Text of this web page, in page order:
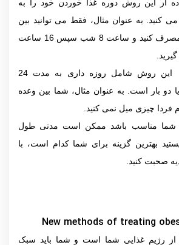
استفاده از این روش دوره غذا خوردن خود را به
به عنوان مثال، فقط می توانید بین
ساعت 12 عصر غذا مصرف کنید و ساعت 8 شب سپس 16 ساعت
بخور- توقف- بخور: این روش شامل روزه داری به مدت 24
دو بار است. به عنوان مثال، شما بین وعده
فردا چیزی میل نمی کنید.
شما مناسب باشد ممکن است مدتی طول
بهترین گزینه برای شما کدام است، با
صحبت کنید.
از رژیم غذایی شما است و شما باید سبک